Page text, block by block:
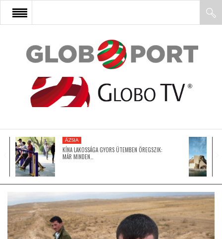
FŐOLDAL
AFRIKA
ÁZSIA
LATIN-AMERIKA
ÁZSIA
KÍNA LAKOSSÁGA GYORS ÜTEMBEN ÖREGSZIK:
MÁR MINDEN…